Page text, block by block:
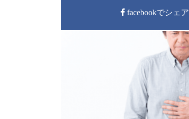
facebookでシェア